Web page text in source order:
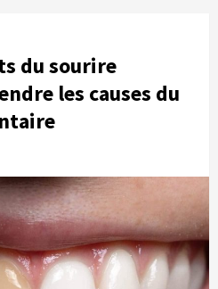
du sourire
les causes du